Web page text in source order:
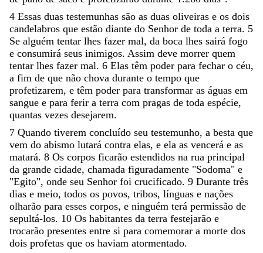
4 Essas duas testemunhas são as duas oliveiras e os dois
candelabros que estão diante do Senhor de toda a terra. 5
Se alguém tentar lhes fazer mal, da boca lhes sairá fogo
e consumirá seus inimigos. Assim deve morrer quem
tentar lhes fazer mal. 6 Elas têm poder para fechar o céu,
a fim de que não chova durante o tempo que
profetizarem, e têm poder para transformar as águas em
sangue e para ferir a terra com pragas de toda espécie,
quantas vezes desejarem.
7 Quando tiverem concluído seu testemunho, a besta que
vem do abismo lutará contra elas, e ela as vencerá e as
matará. 8 Os corpos ficarão estendidos na rua principal
da grande cidade, chamada figuradamente "Sodoma" e
"Egito", onde seu Senhor foi crucificado. 9 Durante três
dias e meio, todos os povos, tribos, línguas e nações
olharão para esses corpos, e ninguém terá permissão de
sepultá-los. 10 Os habitantes da terra festejarão e
trocarão presentes entre si para comemorar a morte dos
dois profetas que os haviam atormentado.